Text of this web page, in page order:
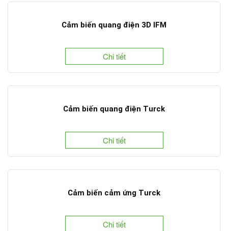
Cảm biến quang điện 3D IFM
Chi tiết
Cảm biến quang điện Turck
Chi tiết
Cảm biến cảm ứng Turck
Chi tiết